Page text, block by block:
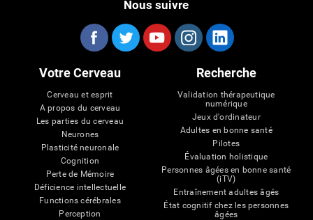
Nous suivre
Votre Cerveau
Cerveau et esprit
A propos du cerveau
Les parties du cerveau
Neurones
Plasticité neuronale
Cognition
Perte de Mémoire
Déficience intellectuelle
Functions cérébrales
Perception
Recherche
Validation thérapeutique
numérique
Jeux d'ordinateur
Adultes en bonne santé
Pilotes
Évaluation holistique
Personnes âgées en bonne santé
(iTV)
Entraînement adultes âgés
État cognitif chez les personnes
âgées